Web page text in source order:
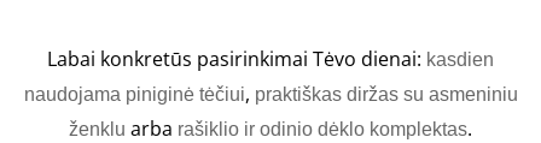
Labai konkretūs pasirinkimai Tėvo dienai: kasdien
naudojama piniginė tėčiui, praktiškas diržas su asmeniniu
ženklu arba rašiklio ir odinio dėklo komplektas.